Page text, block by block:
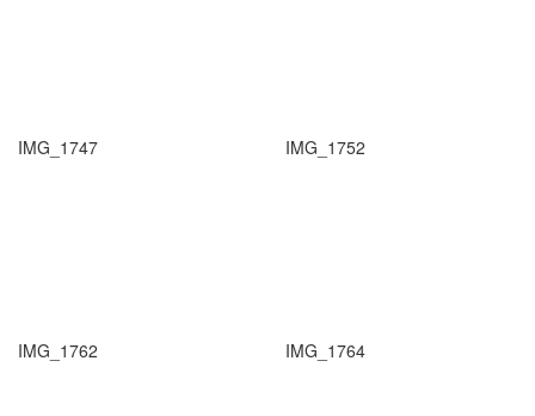
IMG_1747 IMG_1752
IMG_1762 IMG_1764